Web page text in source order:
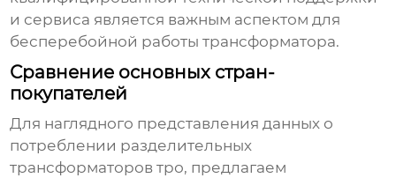
и сервиса является важным аспектом для
бесперебойной работы трансформатора.
Сравнение основных стран-
покупателей
Для наглядного представления данных о
потреблении разделительных
трансформаторов тро, предлагаем